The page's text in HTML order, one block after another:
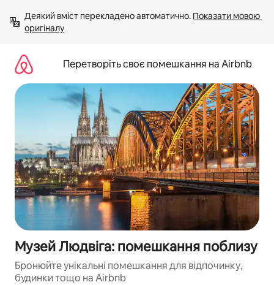
вмісту
Деякий вміст перекладено автоматично. Показати мовою
оригіналу
Перетворіть своє помешкання на Airbnb
Музей Людвіга: помешкання поблизу
Бронюйте унікальні помешкання для відпочинку,
будинки тощо на Airbnb